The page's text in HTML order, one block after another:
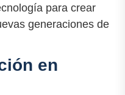
para crear
generaciones de
en